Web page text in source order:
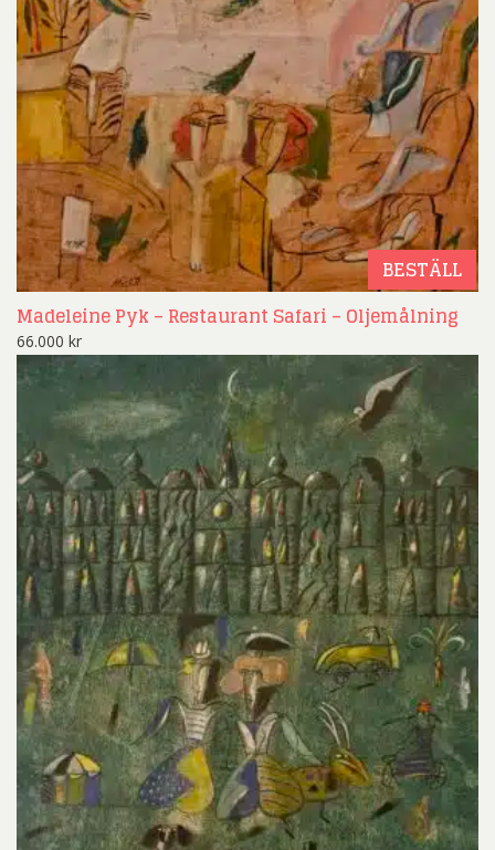
BESTÄLL
Madeleine Pyk – Restaurant Safari – Oljemålning
66.000 kr